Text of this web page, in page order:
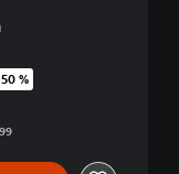
de US$29.99
%